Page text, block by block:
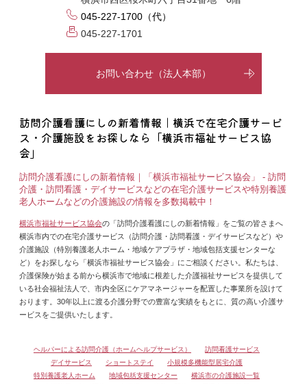
045-227-1700（代）
045-227-1701
お問い合わせ（法人本部）
訪問介護看護にしの新着情報｜横浜で在宅介護サービ
ス・介護施設をお探しなら「横浜市福祉サービス協
会」
訪問介護看護にしの新着情報｜「横浜市福祉サービス協会」 - 訪問
介護・訪問看護・デイサービスなどの在宅介護サービスや特別養護
老人ホームなどの介護施設の情報を多数掲載中！
横浜市福祉サービス協会の「訪問介護看護にしの新着情報」をご覧の皆さまへ
横浜市内での在宅介護サービス（訪問介護・訪問看護・デイサービスなど）や
介護施設（特別養護老人ホーム・地域ケアプラザ・地域包括支援センターな
ど）をお探しなら「横浜市福祉サービス協会」にご相談ください。私たちは、
介護保険が始まる前から横浜市で地域に根差した介護福祉サービスを提供して
いる社会福祉法人で、市内全区にケアマネージャーを配置した事業所を設けて
おります。30年以上に渡る介護分野での豊富な実績をもとに、質の高い介護サ
ービスをご提供いたします。
ヘルパーによる訪問介護（ホームヘルプサービス）
訪問看護サービス
デイサービス
ショートステイ
小規模多機能型居宅介護
特別養護老人ホーム
地域包括支援センター
横浜市の介護施設一覧